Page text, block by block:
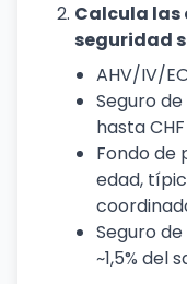
Calcula las
seguridad
AHV/IV/
Seguro de
hasta
Fondo de
edad,
Seguro
~1,5% del